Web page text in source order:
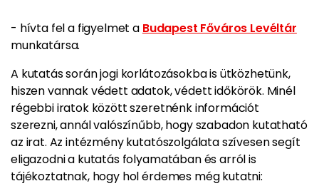
- hívta fel a figyelmet a Budapest Főváros Levéltár
munkatársa.
A kutatás során jogi korlátozásokba is ütközhetünk,
hiszen vannak védett adatok, védett időkörök. Minél
régebbi iratok között szeretnénk információt
szerezni, annál valószínűbb, hogy szabadon kutatható
az irat. Az intézmény kutatószolgálata szívesen segít
eligazodni a kutatás folyamatában és arról is
tájékoztatnak, hogy hol érdemes még kutatni: